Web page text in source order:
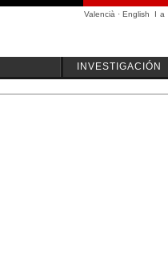
Valencià · English I a
INVESTIGACIÓN